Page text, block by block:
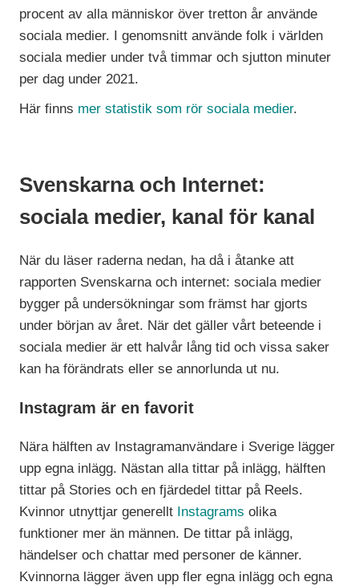
procent av alla människor över tretton år använde
sociala medier. I genomsnitt använde folk i världen
sociala medier under två timmar och sjutton minuter
per dag under 2021.
Här finns mer statistik som rör sociala medier.
Svenskarna och Internet:
sociala medier, kanal för kanal
När du läser raderna nedan, ha då i åtanke att
rapporten Svenskarna och internet: sociala medier
bygger på undersökningar som främst har gjorts
under början av året. När det gäller vårt beteende i
sociala medier är ett halvår lång tid och vissa saker
kan ha förändrats eller se annorlunda ut nu.
Instagram är en favorit
Nära hälften av Instagramanvändare i Sverige lägger
upp egna inlägg. Nästan alla tittar på inlägg, hälften
tittar på Stories och en fjärdedel tittar på Reels.
Kvinnor utnyttjar generellt Instagrams olika
funktioner mer än männen. De tittar på inlägg,
händelser och chattar med personer de känner.
Kvinnorna lägger även upp fler egna inlägg och egna